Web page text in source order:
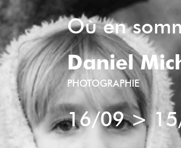
Où en
Daniel
PHOTOGRAPHIE
16/09>